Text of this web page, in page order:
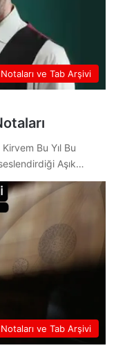
ve Tab Arşivi
Bu Yıl Bu
Aşık…
ve Tab Arşivi